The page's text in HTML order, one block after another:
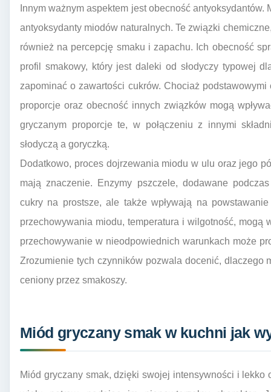
Innym ważnym aspektem jest obecność
antyoksydanty miodów naturalnych. Te związki
również na percepcję smaku i zapachu. Ich obecność
profil smakowy, który jest daleki od słodyczy typowej
zapominać o zawartości cukrów. Chociaż
proporcje oraz obecność innych związków mogą
gryczanym proporcje te, w połączeniu z innymi
słodyczą a goryczką.
Dodatkowo, proces dojrzewania miodu w ulu oraz jego
mają znaczenie. Enzymy pszczele, dodawane
cukry na prostsze, ale także wpływają na
przechowywania miodu, temperatura i wilgotność, mogą
przechowywanie w nieodpowiednich warunkach może
Zrozumienie tych czynników pozwala docenić, dlaczego
ceniony przez smakoszy.
Miód gryczany smak w kuchni jak
Miód gryczany smak, dzięki swojej intensywności i lekko